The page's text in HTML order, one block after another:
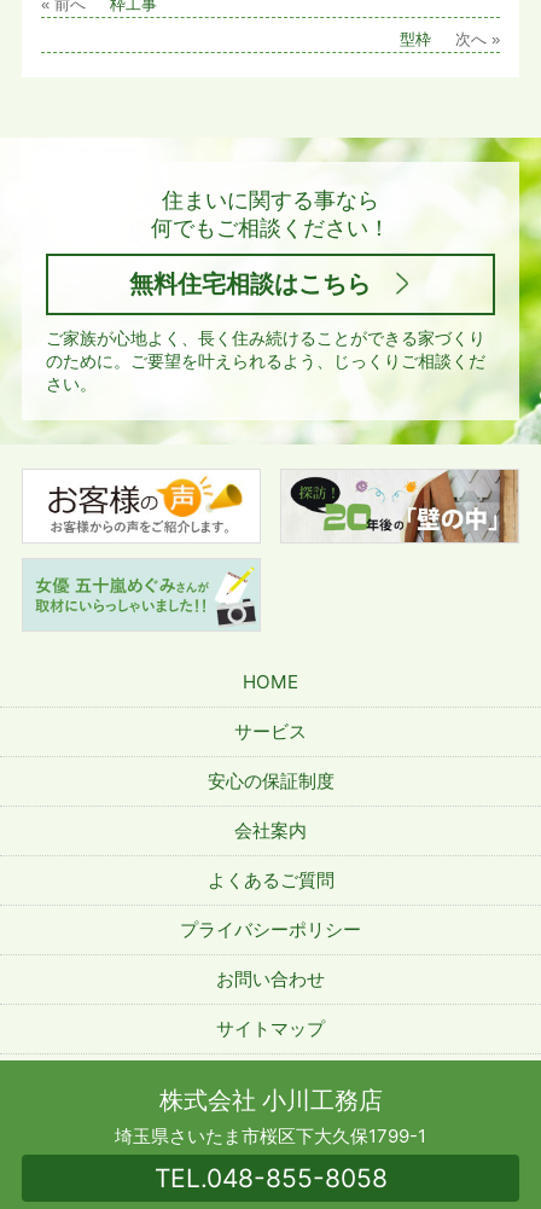
« 前へ 枠工事
型枠 次へ »
住まいに関する事なら
何でもご相談ください！
無料住宅相談はこちら
ご家族が心地よく、長く住み続けることができる家づくり
のために。 ご要望を叶えられるよう、じっくりご相談くだ
さい。
HOME
サービス
安心の保証制度
会社案内
よくあるご質問
プライバシーポリシー
お問い合わせ
サイトマップ
株式会社 小川工務店
埼玉県さいたま市桜区下大久保1799-1
TEL.048-855-8058